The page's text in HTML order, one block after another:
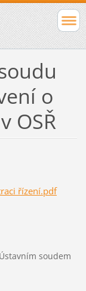
o
OSŘ
řízení.pdf
soudem